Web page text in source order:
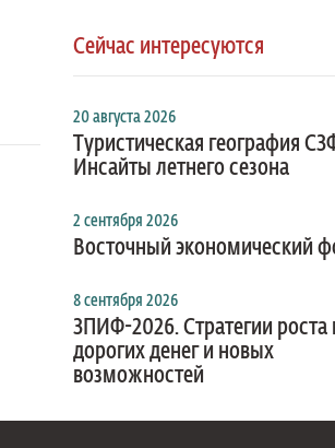
Сейчас интересуются
20 августа 2026
Туристическая география
Инсайты летнего сезона
2 сентября 2026
Восточный экономический
8 сентября 2026
ЗПИФ-2026. Стратегии роста
дорогих денег и новых
возможностей